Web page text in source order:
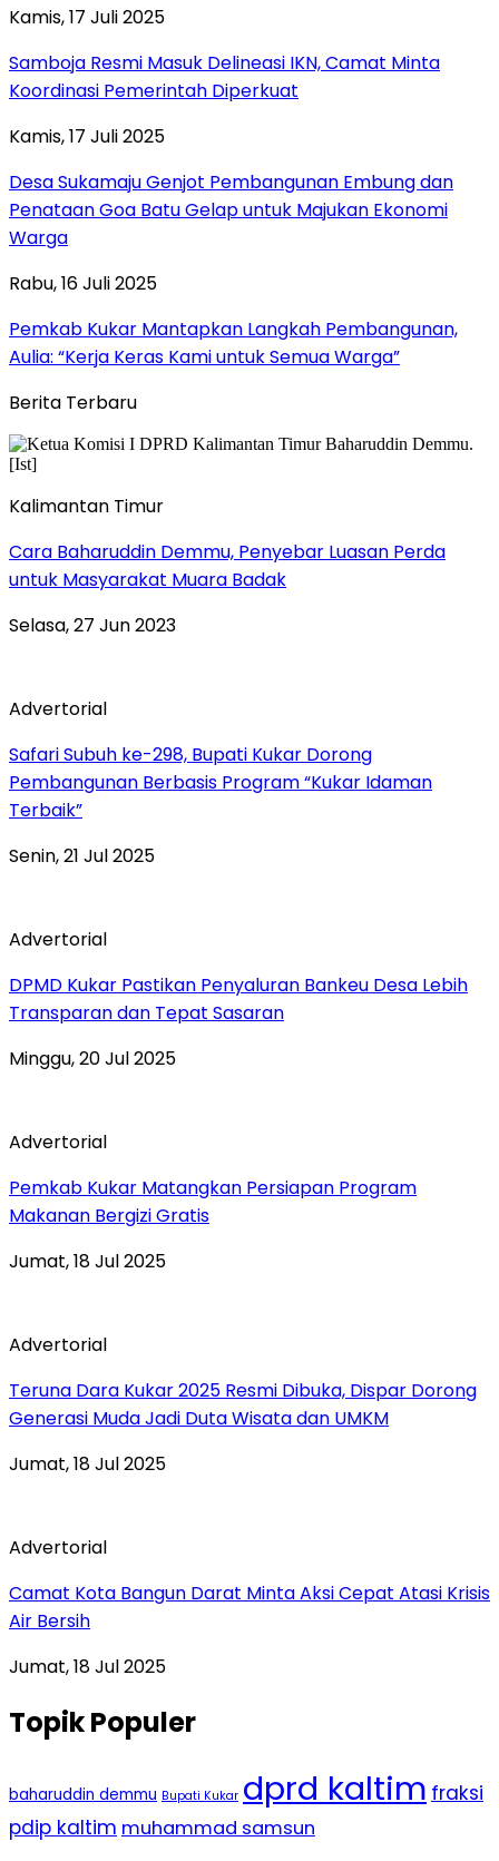
Kamis, 17 Juli 2025
Samboja Resmi Masuk Delineasi IKN, Camat Minta
Koordinasi Pemerintah Diperkuat
Kamis, 17 Juli 2025
Desa Sukamaju Genjot Pembangunan Embung dan
Penataan Goa Batu Gelap untuk Majukan Ekonomi
Warga
Rabu, 16 Juli 2025
Pemkab Kukar Mantapkan Langkah Pembangunan,
Aulia: “Kerja Keras Kami untuk Semua Warga”
Berita Terbaru
Kalimantan Timur
Cara Baharuddin Demmu, Penyebar Luasan Perda
untuk Masyarakat Muara Badak
Selasa, 27 Jun 2023
Advertorial
Safari Subuh ke-298, Bupati Kukar Dorong
Pembangunan Berbasis Program “Kukar Idaman
Terbaik”
Senin, 21 Jul 2025
Advertorial
DPMD Kukar Pastikan Penyaluran Bankeu Desa Lebih
Transparan dan Tepat Sasaran
Minggu, 20 Jul 2025
Advertorial
Pemkab Kukar Matangkan Persiapan Program
Makanan Bergizi Gratis
Jumat, 18 Jul 2025
Advertorial
Teruna Dara Kukar 2025 Resmi Dibuka, Dispar Dorong
Generasi Muda Jadi Duta Wisata dan UMKM
Jumat, 18 Jul 2025
Advertorial
Camat Kota Bangun Darat Minta Aksi Cepat Atasi Krisis
Air Bersih
Jumat, 18 Jul 2025
Topik Populer
baharuddin demmu Bupati Kukar dprd kaltim fraksi
pdip kaltim muhammad samsun